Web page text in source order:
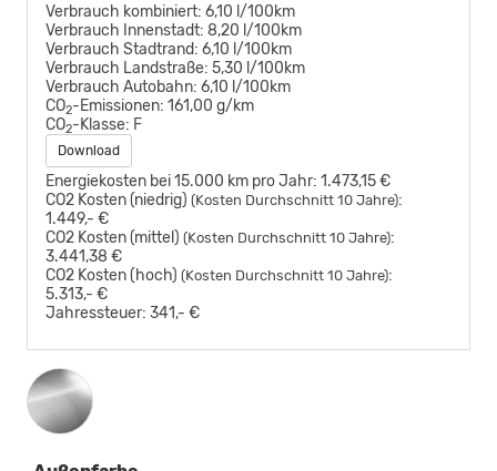
Verbrauch kombiniert: 6,10 l/100km
Verbrauch Innenstadt: 8,20 l/100km
Verbrauch Stadtrand: 6,10 l/100km
Verbrauch Landstraße: 5,30 l/100km
Verbrauch Autobahn: 6,10 l/100km
CO2-Emissionen: 161,00 g/km
CO2-Klasse: F
Download
Energiekosten bei 15.000 km pro Jahr: 1.473,15 €
CO2 Kosten (niedrig) (Kosten Durchschnitt 10 Jahre):
1.449,- €
CO2 Kosten (mittel) (Kosten Durchschnitt 10 Jahre):
3.441,38 €
CO2 Kosten (hoch) (Kosten Durchschnitt 10 Jahre):
5.313,- €
Jahressteuer: 341,- €